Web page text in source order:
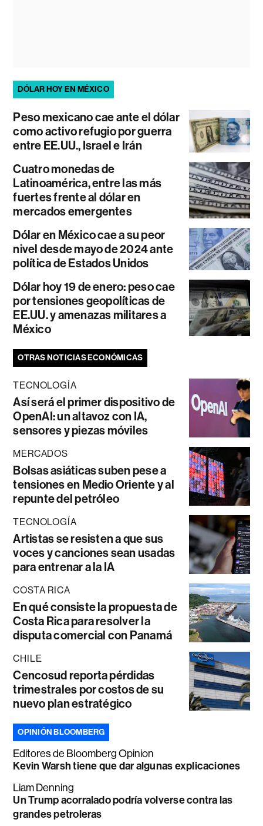
DÓLAR HOY EN MÉXICO
Peso mexicano cae ante el dólar
como activo refugio por guerra
entre EE.UU., Israel e Irán
Cuatro monedas de
Latinoamérica, entre las más
fuertes frente al dólar en
mercados emergentes
Dólar en México cae a su peor
nivel desde mayo de 2024 ante
política de Estados Unidos
Dólar hoy 19 de enero: peso cae
por tensiones geopolíticas de
EE.UU. y amenazas militares a
México
OTRAS NOTICIAS ECONÓMICAS
TECNOLOGÍA
Así será el primer dispositivo de
OpenAI: un altavoz con IA,
sensores y piezas móviles
MERCADOS
Bolsas asiáticas suben pese a
tensiones en Medio Oriente y al
repunte del petróleo
TECNOLOGÍA
Artistas se resisten a que sus
voces y canciones sean usadas
para entrenar a la IA
COSTA RICA
En qué consiste la propuesta de
Costa Rica para resolver la
disputa comercial con Panamá
CHILE
Cencosud reporta pérdidas
trimestrales por costos de su
nuevo plan estratégico
OPINIÓN BLOOMBERG
Editores de Bloomberg Opinion
Kevin Warsh tiene que dar algunas explicaciones
Liam Denning
Un Trump acorralado podría volverse contra las
grandes petroleras